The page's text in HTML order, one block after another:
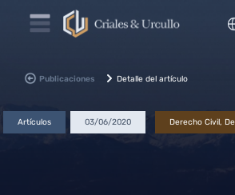
Publicaciones Detalle del artículo
Artículos 03/06/2020 Derecho Civil,